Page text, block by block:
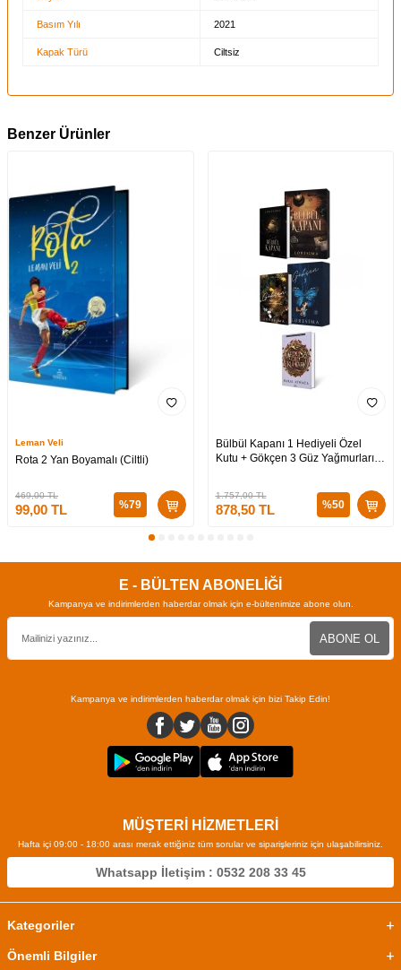
Basım Yılı 2021
Kapak Türü Ciltsiz
Benzer Ürünler
Leman Veli
Rota 2 Yan Boyamalı (Ciltli)
469,00TL
99,00 TL %79
Bülbül Kapanı 1 Hediyeli Özel
Kutu + Gökçen 3 Güz Yağmurları
1.757,00TL
878,50TL %50
E - BÜLTEN ABONELİĞİ
Kampanya ve indirimlerden haberdar olmak için e-bültenimize abone olun.
ABONE OL
Kampanya ve indirimlerden haberdar olmak için bizi Takip Edin!
MÜŞTERİ HİZMETLERİ
Hafta içi 09:00 - 18:00 arası merak ettiğiniz tüm sorular ve siparişleriniz için ulaşabilirsiniz.
Whatsapp İletişim : 0532 208 33 45
Kategoriler
Önemli Bilgiler